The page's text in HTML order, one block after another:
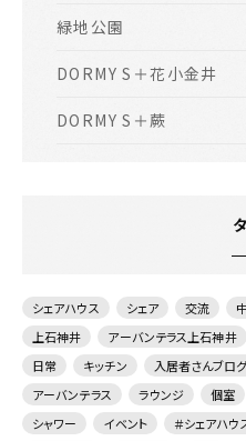
緑地公園
DORMY S＋花小金井
DORMY S＋蕨
シェアハウス シェア 交流
上石神井
アーバンテラス上石神井
日常
キッチン 入居者さんブロ
アーバンテラス
ラウンジ 個室
シャワー
イベント ＃シェアハウ